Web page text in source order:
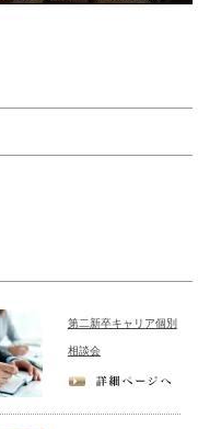
第二新卒キャリア個別
相談会